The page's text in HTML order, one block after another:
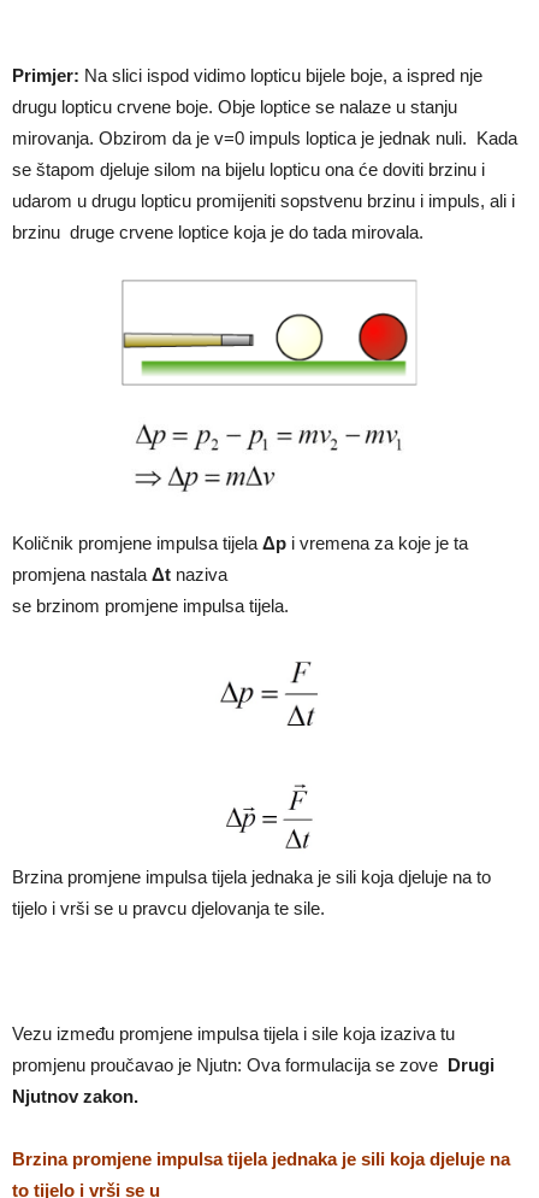
Primjer: Na slici ispod vidimo lopticu bijele boje, a ispred nje
drugu lopticu crvene boje. Obje loptice se nalaze u stanju
mirovanja. Obzirom da je v=0 impuls loptica je jednak nuli. Kada
se štapom djeluje silom na bijelu lopticu ona će doviti brzinu i
udarom u drugu lopticu promijeniti sopstvenu brzinu i impuls, ali i
brzinu druge crvene loptice koja je do tada mirovala.
Količnik promjene impulsa tijela Δp i vremena za koje je ta
promjena nastala Δt naziva
se brzinom promjene impulsa tijela.
Brzina promjene impulsa tijela jednaka je sili koja djeluje na to
tijelo i vrši se u pravcu djelovanja te sile.
Vezu između promjene impulsa tijela i sile koja izaziva tu
promjenu proučavao je Njutn: Ova formulacija se zove Drugi
Njutnov zakon.
Brzina promjene impulsa tijela jednaka je sili koja djeluje na
to tijelo i vrši se u